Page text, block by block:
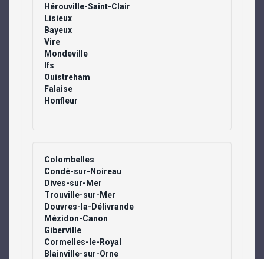
Hérouville-Saint-Clair
Lisieux
Bayeux
Vire
Mondeville
Ifs
Ouistreham
Falaise
Honfleur
Colombelles
Condé-sur-Noireau
Dives-sur-Mer
Trouville-sur-Mer
Douvres-la-Délivrande
Mézidon-Canon
Giberville
Cormelles-le-Royal
Blainville-sur-Orne